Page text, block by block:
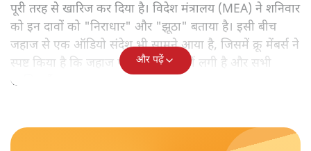
पूरी तरह से खारिज कर दिया है। विदेश मंत्रालय (MEA) ने शनिवार
को इन दावों को "निराधार" और "झूठा" बताया है। इसी बीच
जहाज से एक ऑडियो संदेश भी सामने आया है, जिसमें क्रू मेंबर्स ने
स्पष्ट किया है कि जहाज पर कोई आग नहीं लगी है और सभी
सुरक्षित हैं।
और पढ़ें